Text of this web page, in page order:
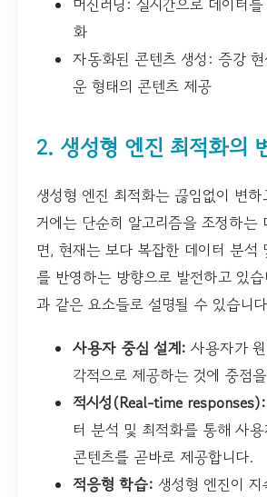
화
자동화된 콘텐츠 생성: 증강
운 형태의 콘텐츠 제공
2. 생성형 엔진 최적화의
생성형 엔진 최적화는 끊임없이 변
거에는 단순히 알고리즘을 조정하는
면, 현재는 보다 복잡한 데이터 분석
를 반영하는 방향으로 발전하고 있
과 같은 요소들로 설명될 수 있습니
사용자 중심 설계: 사용자가
각적으로 제공하는 것에 중점
적시성(Real-time responses):
터 분석 및 최적화를 통해 사
콘텐츠를 곧바로 제공합니다.
적응형 학습: 생성형 엔진이